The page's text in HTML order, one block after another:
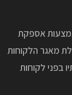
אספקת
מאגר הלקוחות
בפני לקוחות